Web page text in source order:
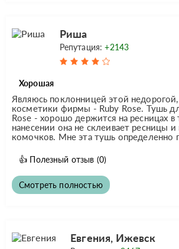
Риша
Репутация:+2143
Хорошая
Являюсь поклонницей этой
косметики фирмы - Ruby Rose. Тушь
Rose - хорошо держится на ресницах в
нанесении она не склеивает ресницы и
комочков. Мне эта тушь определенно
👍 Полезный отзыв (0)
Смотреть полностью
Евгения, Ижевск